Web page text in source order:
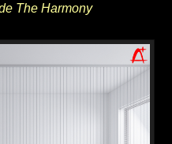
The Harmony